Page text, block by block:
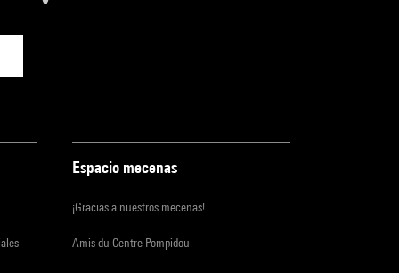
Espacio mecenas
¡Gracias a nuestros mecenas!
Amis du Centre Pompidou